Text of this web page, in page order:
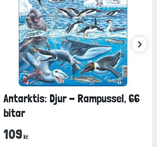
Antarktis: Djur - Rampussel, 66
bitar
109 kr.